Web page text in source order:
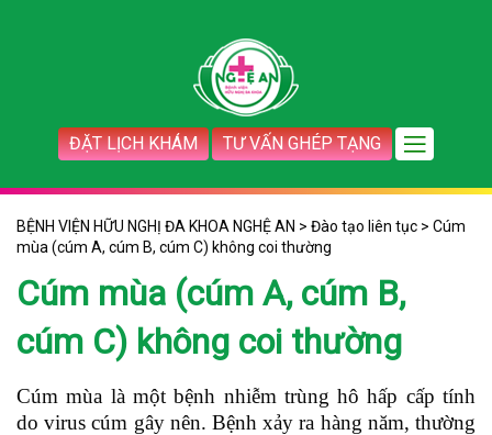
ĐẶT LỊCH KHÁM TƯ VẤN GHÉP TẠNG
BỆNH VIỆN HỮU NGHỊ ĐA KHOA NGHỆ AN > Đào tạo liên tục > Cúm
mùa (cúm A, cúm B, cúm C) không coi thường
Cúm mùa (cúm A, cúm B,
cúm C) không coi thường
Cúm mùa là một bệnh nhiễm trùng hô hấp cấp tính
do virus cúm gây nên. Bệnh xảy ra hàng năm, thường